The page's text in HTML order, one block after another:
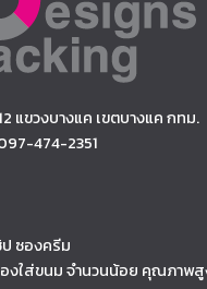
แขวงบางแค เขตบางแค กทม.
474-2351
ซองครีม
องใส่ขนม จำนวนน้อย คุณภาพ